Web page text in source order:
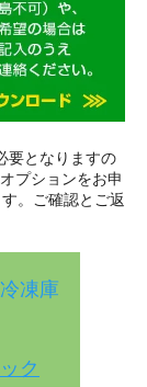
要となりますの
プションをお申
。ご確認とご返
凍庫
ク